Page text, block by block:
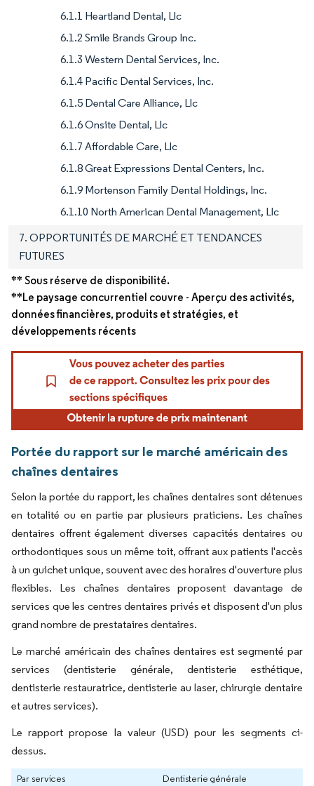
6.1.1 Heartland Dental, Llc
6.1.2 Smile Brands Group Inc.
6.1.3 Western Dental Services, Inc.
6.1.4 Pacific Dental Services, Inc.
6.1.5 Dental Care Alliance, Llc
6.1.6 Onsite Dental, Llc
6.1.7 Affordable Care, Llc
6.1.8 Great Expressions Dental Centers, Inc.
6.1.9 Mortenson Family Dental Holdings, Inc.
6.1.10 North American Dental Management, Llc
7. OPPORTUNITÉS DE MARCHÉ ET TENDANCES
FUTURES
** Sous réserve de disponibilité.
**Le paysage concurrentiel couvre - Aperçu des activités,
données financières, produits et stratégies, et
développements récents
Portée du rapport sur le marché américain des
chaînes dentaires
Selon la portée du rapport, les chaînes dentaires sont détenues
en totalité ou en partie par plusieurs praticiens. Les chaînes
dentaires offrent également diverses capacités dentaires ou
orthodontiques sous un même toit, offrant aux patients l'accès
à un guichet unique, souvent avec des horaires d'ouverture plus
flexibles. Les chaînes dentaires proposent davantage de
services que les centres dentaires privés et disposent d'un plus
grand nombre de prestataires dentaires.
Le marché américain des chaînes dentaires est segmenté par
services (dentisterie générale, dentisterie esthétique,
dentisterie restauratrice, dentisterie au laser, chirurgie dentaire
et autres services).
Le rapport propose la valeur (USD) pour les segments ci-
dessus.
Par services
Dentisterie générale